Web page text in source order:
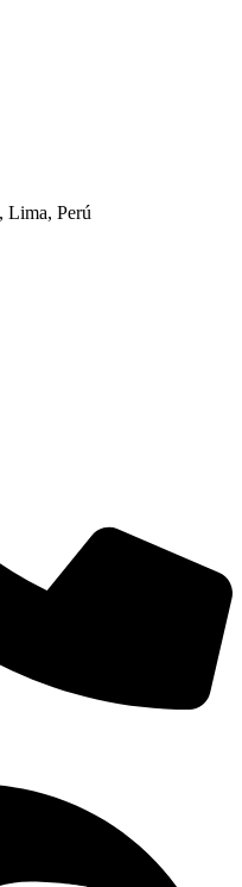
Lima, Perú